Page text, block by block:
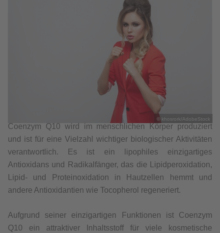
© khosrork/AdobeStock
Coenzym Q10 wird im menschlichen Körper produziert
und ist für eine Vielzahl wichtiger biologischer Aktivitäten
verantwortlich. Es ist ein lipophiles einzigartiges
Antioxidans und Radikalfänger, das die Lipidperoxidation,
Lipid- und Proteinoxidation in Hautzellen hemmt und
andere Antioxidantien wie Tocopherol regeneriert.
Aufgrund seiner einzigartigen Funktionen ist Coenzym
Q10 ein attraktiver Inhaltsstoff für viele kosmetische